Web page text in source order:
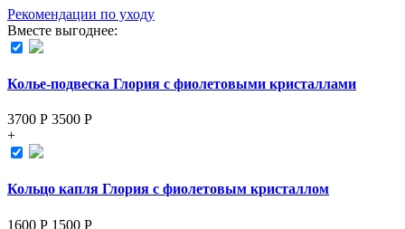
Рекомендации по уходу
Вместе выгоднее:
Колье-подвеска Глория с фиолетовыми кристаллами
3700 Р 3500 Р
+
Кольцо капля Глория с фиолетовым кристаллом
1600 Р 1500 Р